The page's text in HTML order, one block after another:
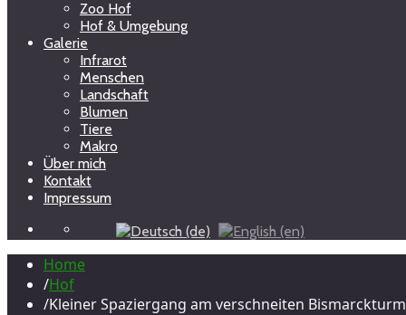
Zoo Hof
Hof & Umgebung
Galerie
Infrarot
Menschen
Landschaft
Blumen
Tiere
Makro
Über mich
Kontakt
Impressum
Home
/Hof
/Kleiner Spaziergang am verschneiten Bismarckturm